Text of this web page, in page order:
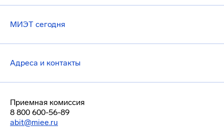
МИЭТ сегодня
Адреса и контакты
Приемная комиссия
8 800 600-56-89
abit@miee.ru